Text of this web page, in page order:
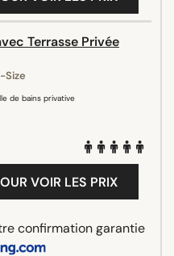
Terrasse Privée
Size
de bains privative
VOIR LES PRIX
confirmation garantie